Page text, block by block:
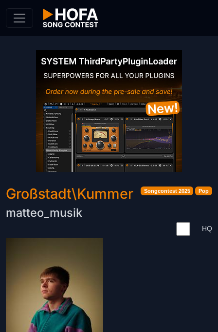
Songcontest 2025 Pop
Großstadt\Kummer
matteo_musik
HQ